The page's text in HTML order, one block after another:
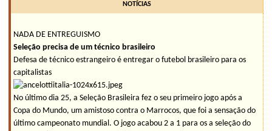
NOTÍCIAS
NADA DE ENTREGUISMO
Seleção precisa de um técnico brasileiro
Defesa de técnico estrangeiro é entregar o futebol brasileiro para os
capitalistas
No último dia 25, a Seleção Brasileira fez o seu primeiro jogo após a
Copa do Mundo, um amistoso contra o Marrocos, que foi a sensação do
último campeonato mundial. O jogo acabou 2 a 1 para os a seleção do